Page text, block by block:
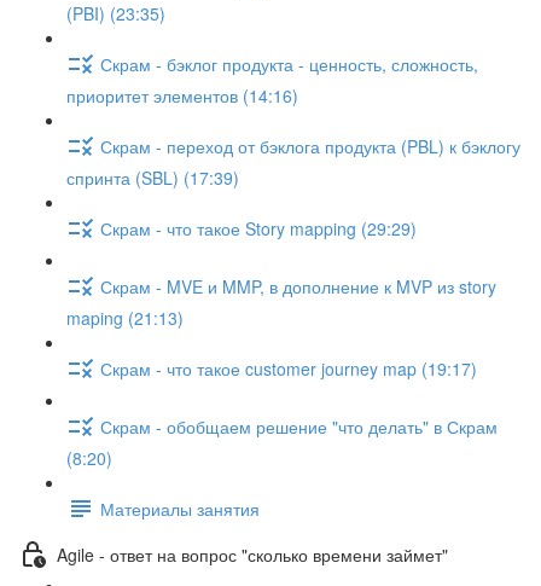
(PBI) (23:35)
Скрам - бэклог продукта - ценность, сложность,
приоритет элементов (14:16)
Скрам - переход от бэклога продукта (PBL) к бэклогу
спринта (SBL) (17:39)
Скрам - что такое Story mapping (29:29)
Скрам - MVE и MMP, в дополнение к MVP из story
maping (21:13)
Скрам - что такое customer journey map (19:17)
Скрам - обобщаем решение "что делать" в Скрам
(8:20)
Материалы занятия
Agile - ответ на вопрос "сколько времени займет"